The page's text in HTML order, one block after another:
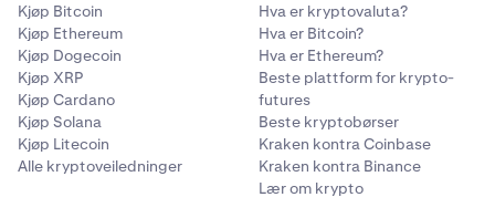
Kjøp Bitcoin
Kjøp Ethereum
Kjøp Dogecoin
Kjøp XRP
Kjøp Cardano
Kjøp Solana
Kjøp Litecoin
Alle kryptoveiledninger
Hva er kryptovaluta?
Hva er Bitcoin?
Hva er Ethereum?
Beste plattform for krypto-
futures
Beste kryptobørser
Kraken kontra Coinbase
Kraken kontra Binance
Lær om krypto